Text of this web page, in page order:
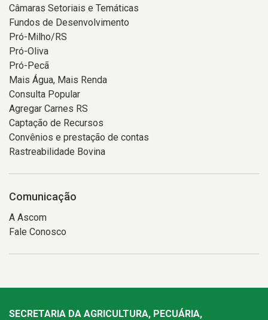
Câmaras Setoriais e Temáticas
Fundos de Desenvolvimento
Pró-Milho/RS
Pró-Oliva
Pró-Pecã
Mais Água, Mais Renda
Consulta Popular
Agregar Carnes RS
Captação de Recursos
Convênios e prestação de contas
Rastreabilidade Bovina
Comunicação
A Ascom
Fale Conosco
SECRETARIA DA AGRICULTURA, PECUÁRIA,